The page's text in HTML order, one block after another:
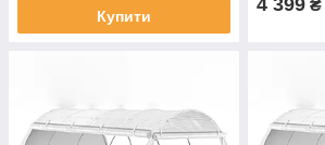
Купити
4 399 ₴